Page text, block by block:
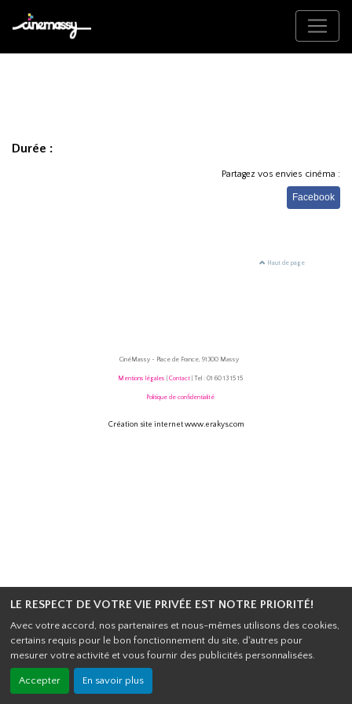
LE RESPECT DE VOTRE VIE PRIVÉE EST NOTRE PRIORITÉ!
Avec votre accord, nos partenaires et nous-mêmes utilisons des cookies,
certains requis pour le bon fonctionnement du site, d'autres pour
mesurer votre activité et vous fournir des publicités personnalisées.
Accepter En savoir plus
Durée :
Partagez vos envies cinéma :
Facebook
Haut de page
CinéMassy - Place de France, 91300 Massy
Mentions légales Contact| Tel : 01 60 13 15 15
Politique de confidentialité
Création site internet www.erakys.com